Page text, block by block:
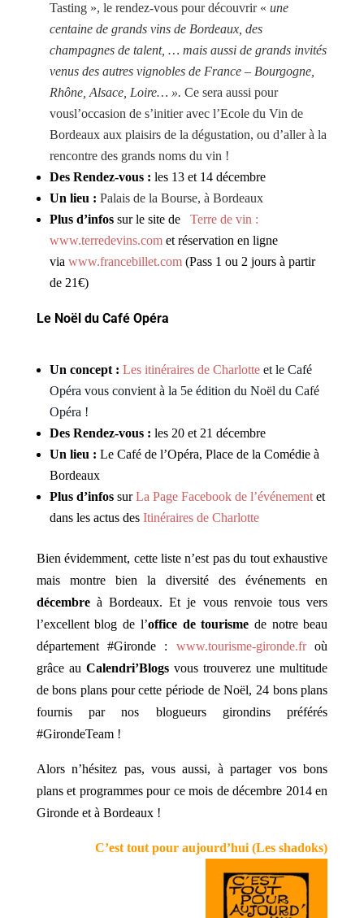
Tasting », le rendez-vous pour découvrir « une
centaine de grands vins de Bordeaux, des
champagnes de talent, … mais aussi de grands invités
venus des autres vignobles de France – Bourgogne,
Rhône, Alsace, Loire… ». Ce sera aussi pour
vousl’occasion de s’initier avec l’Ecole du Vin de
Bordeaux aux plaisirs de la dégustation, ou d’aller à la
rencontre des grands noms du vin !
Des Rendez-vous : les 13 et 14 décembre
Un lieu : Palais de la Bourse, à Bordeaux
Plus d’infossur le site de
Terre de vin :
www.terredevins.comet réservation en ligne
via www.francebillet.com(Pass 1 ou 2 jours à partir
de 21€)
Le Noël du Café Opéra
Un concept : Les itinéraires de Charlotteet le Café
Opéra vous convient à la 5e édition du Noël du Café
Opéra !
Des Rendez-vous : les 20 et 21 décembre
Un lieu : Le Café de l’Opéra, Place de la Comédie à
Bordeaux
Plus d’infossurLa Page Facebook de l’événementet
dans les actus des Itinéraires de Charlotte
Bien évidemment, cette liste n’est pas du tout exhaustive
mais montre bien la diversité des événements en
décembreà Bordeaux. Et je vous renvoie tous vers
l’excellent blog de l’office de tourisme de notre beau
département #Gironde : www.tourisme-gironde.froù
grâce au Calendri’Blogsvous trouverez une multitude
de bons plans pour cette période de Noël, 24 bons plans
fournis par nos blogueurs girondins préférés
#GirondeTeam !
Alors n’hésitez pas, vous aussi, à partager vos bons
plans et programmes pour ce mois de décembre 2014 en
Gironde et à Bordeaux !
C’est tout pour aujourd’hui (Les shadoks)